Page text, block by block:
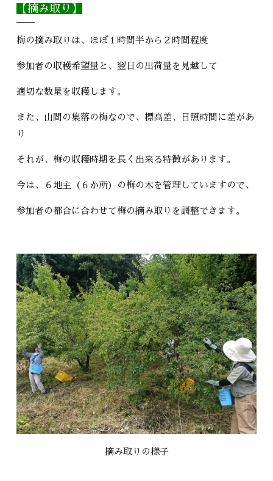
【摘み取り】
梅の摘み取りは、ほぼ１時間半から２時間程度
参加者の収穫希望量と、翌日の出荷量を見越して
適切な数量を収穫します。
また、山間の集落の梅なので、標高差、日照時間に差があ
り
それが、梅の収穫時期を長く出来る特徴があります。
今は、６地主（６か所）の梅の木を管理していますので、
参加者の都合に合わせて梅の摘み取りを調整できます。
摘み取りの様子